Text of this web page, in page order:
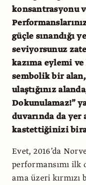
konsantrasyonu
güçle sınandığı
seviyorsunuz
kazıma eylemi ve
sembolik bir
ulaştığınız
Dokunulamaz!”
duvarında da yer
kastettiğinizi
Evet, 2016’da
performansımı ilk
ama üzeri kırmızı